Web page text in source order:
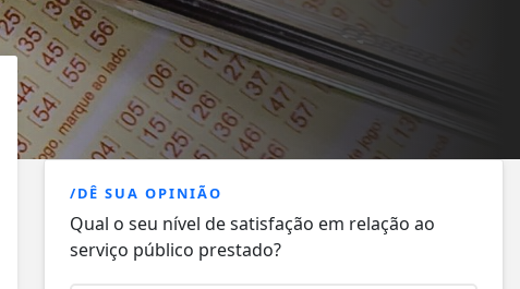
/DÊ SUA OPINIÃO
Qual o seu nível de satisfação em relação ao
serviço público prestado?